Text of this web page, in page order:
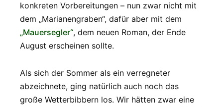
konkreten Vorbereitungen – nun zwar nicht mit
dem „Marianengraben“, dafür aber mit dem
„Mauersegler“, dem neuen Roman, der Ende
August erscheinen sollte.
Als sich der Sommer als ein verregneter
abzeichnete, ging natürlich auch noch das
große Wetterbibbern los. Wir hätten zwar eine